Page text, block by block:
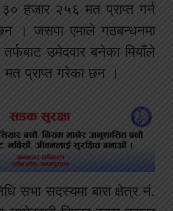
हजार २५६ मत प्राप्त गर्न
। जसपा एमाले गठबन्धनमा
उमेदवार बनेका मियाँले
प्राप्त गरेका छन ।
सभा सदस्यमा बारा क्षेत्र नं.